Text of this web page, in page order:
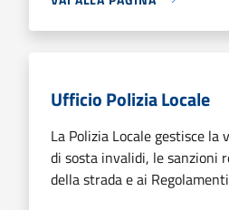
Ufficio Polizia Locale
La Polizia Locale gestisce la
di sosta invalidi, le sanzioni
della strada e ai